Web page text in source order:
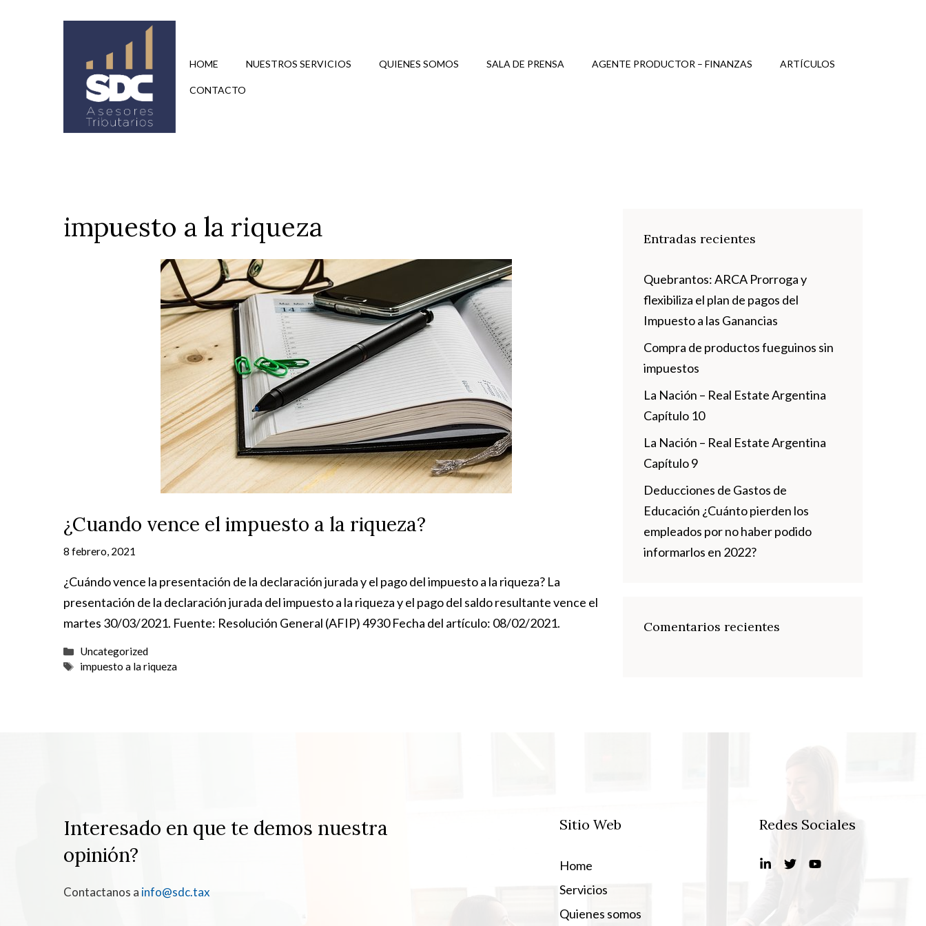
HOME NUESTROS SERVICIOS QUIENES SOMOS SALA DE PRENSA AGENTE PRODUCTOR – FINANZAS ARTÍCULOS
CONTACTO
impuesto a la riqueza
¿Cuando vence el impuesto a la riqueza?
8 febrero, 2021
¿Cuándo vence la presentación de la declaración jurada y el pago del impuesto a la riqueza? La
presentación de la declaración jurada del impuesto a la riqueza y el pago del saldo resultante vence el
martes 30/03/2021. Fuente: Resolución General (AFIP) 4930 Fecha del artículo: 08/02/2021.
Categorías
Uncategorized
Etiquetas
impuesto a la riqueza
Entradas recientes
Quebrantos: ARCA Prorroga y
flexibiliza el plan de pagos del
Impuesto a las Ganancias
Compra de productos fueguinos sin
impuestos
La Nación – Real Estate Argentina
Capítulo 10
La Nación – Real Estate Argentina
Capítulo 9
Deducciones de Gastos de
Educación ¿Cuánto pierden los
empleados por no haber podido
informarlos en 2022?
Comentarios recientes
Interesado en que te demos nuestra
opinión?
Contactanos a info@sdc.tax
Sitio Web
Home
Servicios
Quienes somos
Redes Sociales